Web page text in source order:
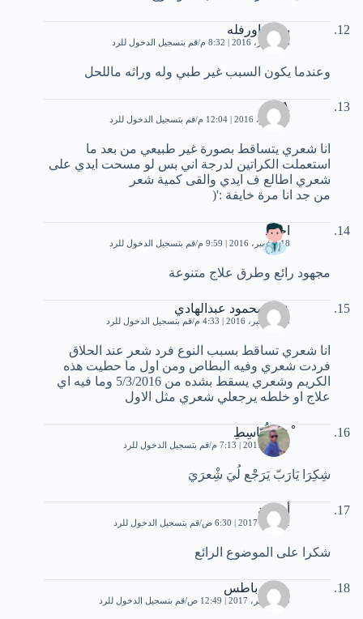
بنتك ياورفله
16 أكتوبر، 2016 | 8:32 م قم بتسجيل الدخول للرد
وعندما يكون السبب غير طبي وله وراثه ماللحل
R.A
5 نوفمبر، 2016 | 12:04 م قم بتسجيل الدخول للرد
انا شعري يتساقط بصورة غير طبيعي من بعد ما
استعملت الكراتين لدرجة اني بس لو مسحت ايدي على
شعري اطالع ف ايدي والقى كمية شعر
من جد انا مرة خايفة :'(
احمد
18 نوفمبر، 2016 | 9:59 م قم بتسجيل الدخول للرد
مجهود رائع وطرق علاج متنوعة
علي محمود عبدالهادي
30 ديسمبر، 2016 | 4:33 م قم بتسجيل الدخول للرد
انا شعري تساقط بسبب النوع فرد شعر عند الحلاق
فردت شعري وفيه البطاص ومن اول ما حطيت هذه
الكريم وشعري يسقط بشده من 5/3/2016 وما فيه اي
علاج او خلطه يرجعلي شعري مثل الاول
ْعبّدِالُبّاسِطِ
9 يناير، 2017 | 7:13 م قم بتسجيل الدخول للرد
شِكِرَا يَارَبّ يَرَجْْع لُيَ شِْعرَيَ
أم هبة
22 يناير، 2017 | 6:30 ص قم بتسجيل الدخول للرد
شكرا على الموضوع الرائع
محمد باطس
30 سبتمبر، 2017 | 12:49 ص قم بتسجيل الدخول للرد